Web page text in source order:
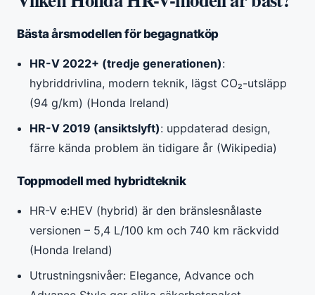
Bästa årsmodellen för begagnatköp
HR-V 2022+ (tredje generationen):
hybriddrivlina, modern teknik, lägst CO₂-utsläpp
(94 g/km) (Honda Ireland)
HR-V 2019 (ansiktslyft): uppdaterad design,
färre kända problem än tidigare år (Wikipedia)
Toppmodell med hybridteknik
HR-V e:HEV (hybrid) är den bränslesnålaste
versionen – 5,4 L/100 km och 740 km räckvidd
(Honda Ireland)
Utrustningsnivåer: Elegance, Advance och